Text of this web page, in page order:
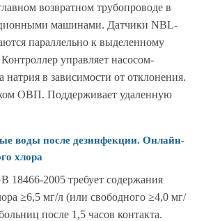
возвратном трубопроводе в
машинами. Датчики NBL-
параллельно к выделенному
управляет насосом-
натрия в зависимости от отклонения.
ОВП. Поддерживает удаленную
воды после дезинфекции. Онлайн-
хлора
18466-2005 требует содержания
≥6,5 мг/л (или свободного ≥4,0 мг/
после 1,5 часов контакта.